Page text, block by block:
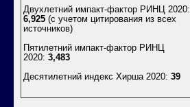
Двухлетний импакт-фактор РИНЦ 2020:
6,925 (с учетом цитирования из всех
источников)
Пятилетний импакт-фактор РИНЦ
2020: 3,483
Десятилетний индекс Хирша 2020: 39